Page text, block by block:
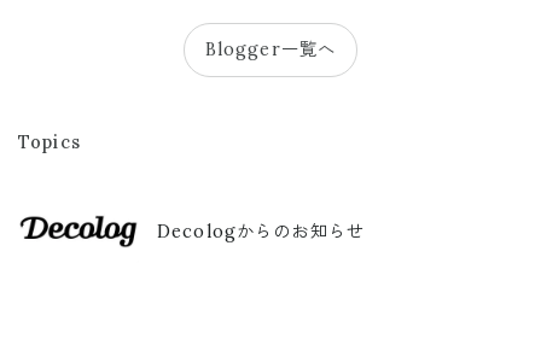
Blogger一覧へ
Topics
Decologからのお知らせ